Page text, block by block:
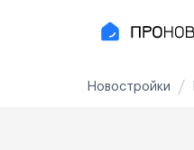
Новостройки